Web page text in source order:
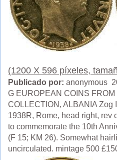
(1200 X 596 píxeles,
Publicado por: anonymous
G EUROPEAN COINS
COLLECTION, ALBANIA Zog
1938R, Rome, head right, rev
to commemorate the 10th
(F 15; KM 26). Somewhat
uncirculated. mintage 500